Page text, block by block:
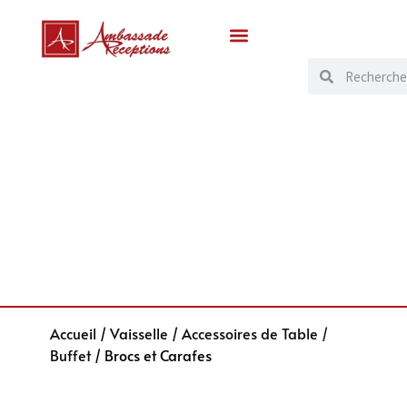
Accueil / Vaisselle / Accessoires de Table /
Buffet/ Brocs et Carafes